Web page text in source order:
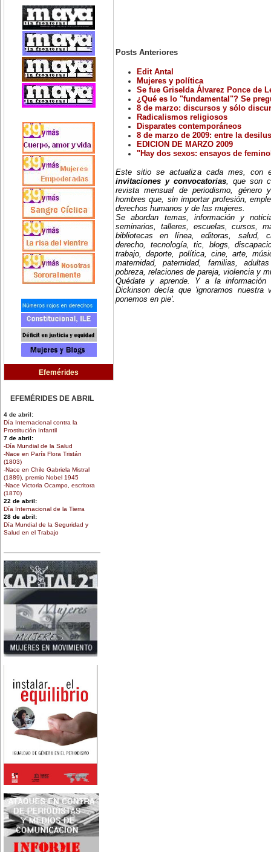
Efemérides
EFEMÉRIDES DE ABRIL
4 de abril:
Día Internacional contra la
Prostitución Infantil
7 de abril:
-Día Mundial de la Salud
-Nace en París Flora Tristán
(1803)
-Nace en Chile Gabriela Mistral
(1889), premio Nobel 1945
-Nace Victoria Ocampo, escritora
(1870)
22 de abril:
Día Internacional de la Tierra
28 de abril:
Día Mundial de la Seguridad y
Salud en el Trabajo
EFEMÉRIDES DE MARZO
1 de marzo:
Nace en Santiago, Chile, la
escritora Mercedes Valenzuela
Alvarez (1924-1993), más
conocida como Mercedes
Valdivieso. En 1961 publica 'La
Brecha', considerada como la
primera novela feminista de
Latinoamérica.
4 de marzo:
En México muere Adelina
Zendejas (1909-1993), periodista,
derechos de las mujeres.
5 de marzo:
En Dijon fallece Gabrielle Suchon
(1703), notable filósofa francesa,
autora del Tratado de la moral y
de la política (1693), la primera
obra explícitamente filosófica
escrita por una mujer en el
8 de marzo:
nace Juana Fernández Morales
(1895-1980), poeta conocida
Ibarbourou, o 'Juana de América'.
Se la considera una de las figuras
clave de la poesía
hispanoamericana
contemporánea.
14 de marzo:
Nace, en la Ciudad de México,
Posts Anteriores
Edit Antal
Mujeres y política
Se fue Griselda Álvarez Ponce de
¿Qué es lo "fundamental"? Se
8 de marzo: discursos y sólo
Radicalismos religiosos
Disparates contemporáneos
8 de marzo de 2009: entre la
EDICION DE MARZO 2009
"Hay dos sexos: ensayos de
Este sitio se actualiza cada mes, con
invitaciones y convocatorias, que son
revista mensual de periodismo, género
hombres que, sin importar profesión,
derechos humanos y de las mujeres.
Se abordan temas, información y
seminarios, talleres, escuelas, cursos,
bibliotecas en línea, editoras, salud,
derecho, tecnología, tic, blogs,
trabajo, deporte, política, cine, arte,
maternidad, paternidad, familias,
pobreza, relaciones de pareja, violencia y
Quédate y aprende. Y a la
Dickinson decía que 'ignoramos nuestra
ponemos en pie'.